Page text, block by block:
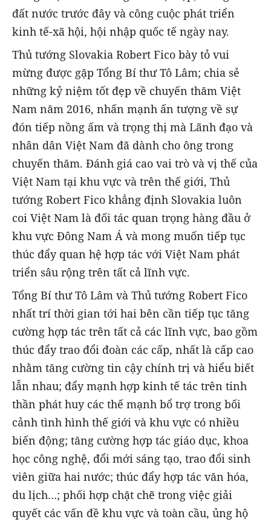
đất nước trước đây và công cuộc phát triển
kinh tế-xã hội, hội nhập quốc tế ngày nay.
Thủ tướng Slovakia Robert Fico bày tỏ vui
mừng được gặp Tổng Bí thư Tô Lâm; chia sẻ
những kỷ niệm tốt đẹp về chuyến thăm Việt
Nam năm 2016, nhấn mạnh ấn tượng về sự
đón tiếp nồng ấm và trọng thị mà Lãnh đạo và
nhân dân Việt Nam đã dành cho ông trong
chuyến thăm. Đánh giá cao vai trò và vị thế của
Việt Nam tại khu vực và trên thế giới, Thủ
tướng Robert Fico khẳng định Slovakia luôn
coi Việt Nam là đối tác quan trọng hàng đầu ở
khu vực Đông Nam Á và mong muốn tiếp tục
thúc đẩy quan hệ hợp tác với Việt Nam phát
triển sâu rộng trên tất cả lĩnh vực.
Tổng Bí thư Tô Lâm và Thủ tướng Robert Fico
nhất trí thời gian tới hai bên cần tiếp tục tăng
cường hợp tác trên tất cả các lĩnh vực, bao gồm
thúc đẩy trao đổi đoàn các cấp, nhất là cấp cao
nhằm tăng cường tin cậy chính trị và hiểu biết
lẫn nhau; đẩy mạnh hợp kinh tế tác trên tinh
thần phát huy các thế mạnh bổ trợ trong bối
cảnh tình hình thế giới và khu vực có nhiều
biến động; tăng cường hợp tác giáo dục, khoa
học công nghệ, đổi mới sáng tạo, trao đổi sinh
viên giữa hai nước; thúc đẩy hợp tác văn hóa,
du lịch…; phối hợp chặt chẽ trong việc giải
quyết các vấn đề khu vực và toàn cầu, ủng hộ